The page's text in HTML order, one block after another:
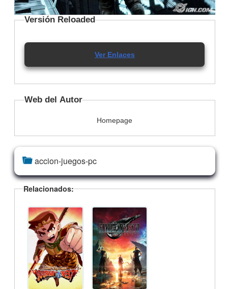
Versión Reloaded
Ver Enlaces
Web del Autor
Homepage
accion-juegos-pc
Relacionados: